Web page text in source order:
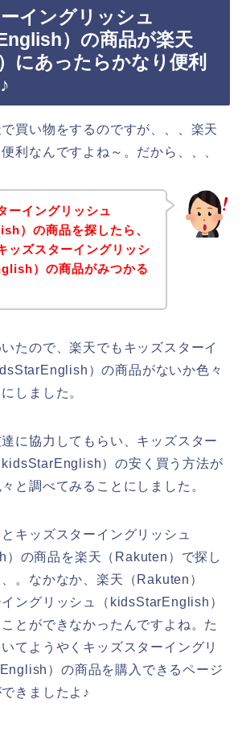
イングリッシュ
）の商品が楽天
にあったらかなり便利
買い物をするのですが、、、楽天
利なんですよね～。だから、、、
ーイングリッシュ
）の商品を探したら、
ッズスターイングリッシ
）の商品がみつかる
たので、楽天でもキッズスターイ
）の商品がないか色々
しました。
に協力してもらい、キッズスター
）の安く買う方法が
と調べてみることにしました。
キッズスターイングリッシュ
）の商品を楽天（Rakuten）で探し
。なかなか、楽天（Rakuten）
ングリッシュ（kidsStarEnglish）
とができなかったんですよね。た
てようやくキッズスターイングリ
）の商品を購入できるページ
きましたよ♪